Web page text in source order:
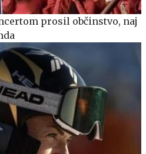
prosil občinstvo, naj